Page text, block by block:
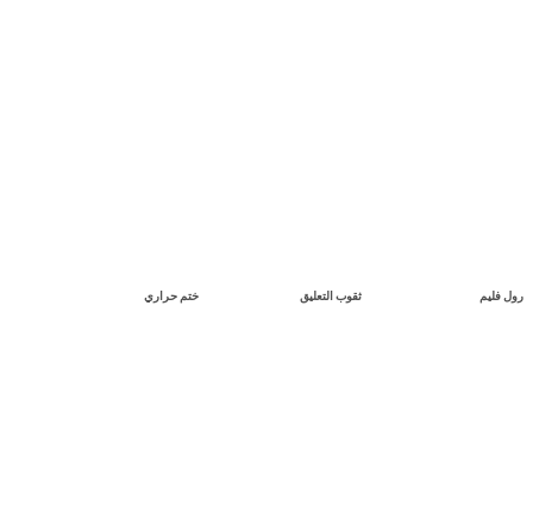
ثقوب التعليق ختم حراري